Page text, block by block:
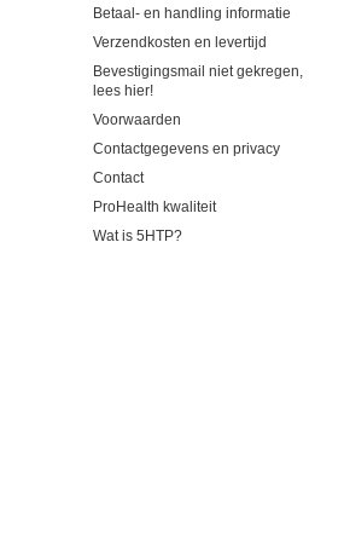
Betaal- en handling informatie
Verzendkosten en levertijd
Bevestigingsmail niet gekregen,
lees hier!
Voorwaarden
Contactgegevens en privacy
Contact
ProHealth kwaliteit
Wat is 5HTP?